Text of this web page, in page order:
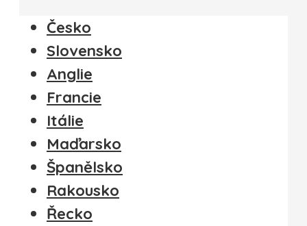
Česko
Slovensko
Anglie
Francie
Itálie
Maďarsko
Španělsko
Rakousko
Řecko